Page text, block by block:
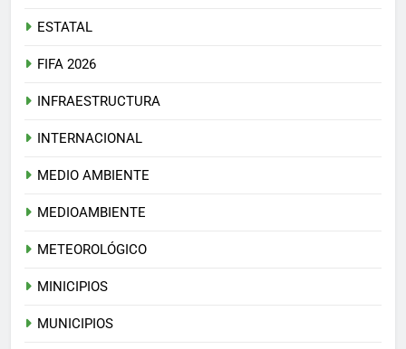
ESTATAL
FIFA 2026
INFRAESTRUCTURA
INTERNACIONAL
MEDIO AMBIENTE
MEDIOAMBIENTE
METEOROLÓGICO
MINICIPIOS
MUNICIPIOS